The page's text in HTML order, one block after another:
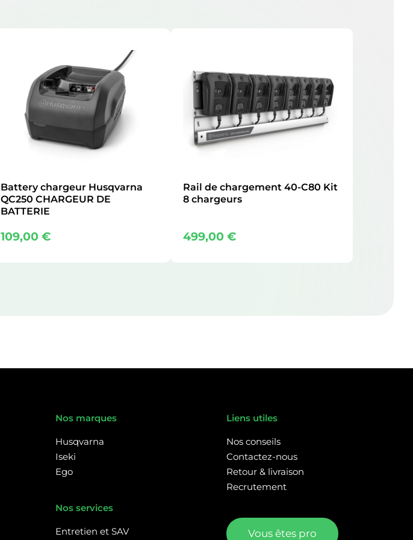
Battery chargeur Husqvarna
QC250 CHARGEUR DE
BATTERIE
109,00€
Rail de chargement 40-C80 Kit
8 chargeurs
499,00€
Nos marques
Husqvarna
Iseki
Ego
Nos services
Entretien et SAV
Liens utiles
Nos conseils
Contactez-nous
Retour & livraison
Recrutement
Vous êtes pro